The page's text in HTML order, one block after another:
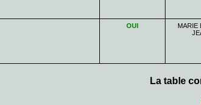
OUI
MARIE
La table